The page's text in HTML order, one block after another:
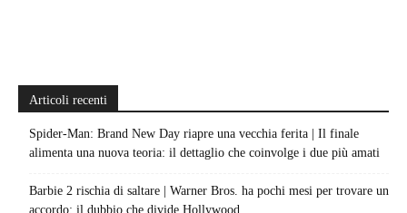
Articoli recenti
Spider-Man: Brand New Day riapre una vecchia ferita | Il finale
alimenta una nuova teoria: il dettaglio che coinvolge i due più amati
Barbie 2 rischia di saltare | Warner Bros. ha pochi mesi per trovare un
accordo: il dubbio che divide Hollywood